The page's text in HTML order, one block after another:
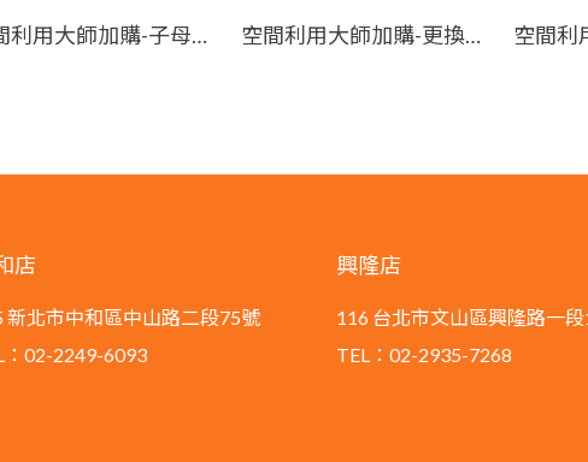
空間利用大師加購-子母床(面板70公分) 空間利用大師加購-更換為美耐皿塗裝
店
新北市中和區中山路二段75號
：02-2249-6093
興隆店
116 台北市文山區興隆路一
TEL：02-2935-7268